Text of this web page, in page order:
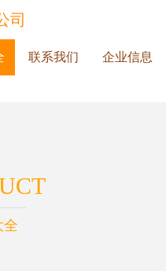
司
联系我们 企业信息
全